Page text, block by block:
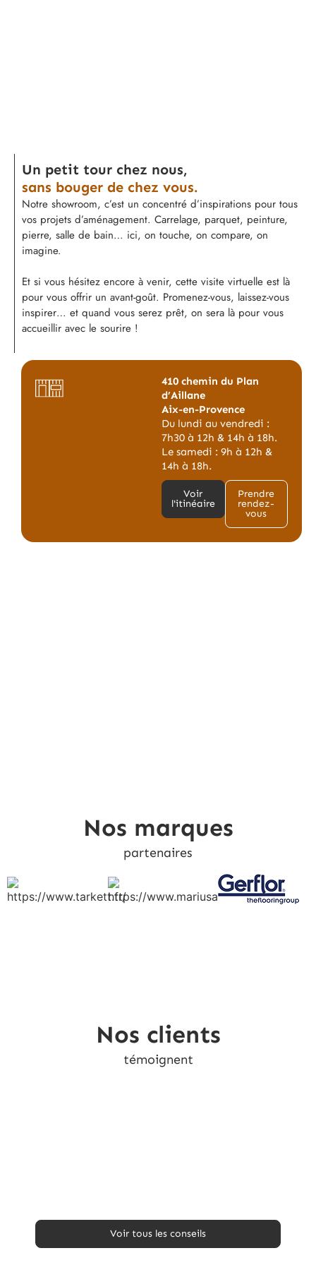
Un petit tour chez nous,
sans bouger de chez vous.
Notre showroom, c’est un concentré d’inspirations pour tous
vos projets d’aménagement. Carrelage, parquet, peinture,
pierre, salle de bain… ici, on touche, on compare, on
imagine.
Et si vous hésitez encore à venir, cette visite virtuelle est là
pour vous offrir un avant-goût. Promenez-vous, laissez-vous
inspirer… et quand vous serez prêt, on sera là pour vous
accueillir avec le sourire !
410 chemin du Plan
d’Aillane
Aix-en-Provence
Du lundi au vendredi :
7h30 à 12h & 14h à 18h.
Le samedi : 9h à 12h &
14h à 18h.
Voir
l'itinéaire
Prendre
rendez-
vous
Nos marques
partenaires
Nos clients
témoignent
Voir tous les conseils